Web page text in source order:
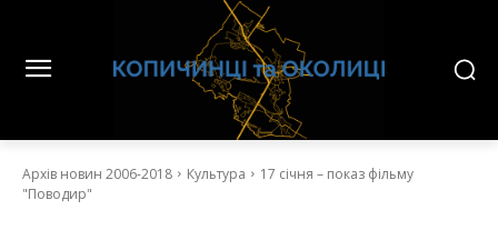
Архів новин 2006-2018 Культура
17 січня – показ фільму
"Поводир"